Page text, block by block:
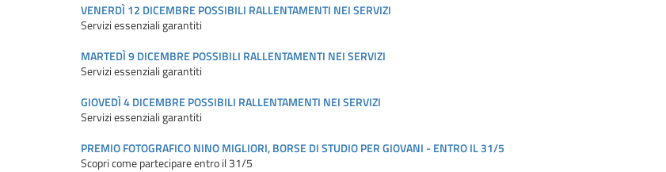
VENERDÌ 12 DICEMBRE POSSIBILI RALLENTAMENTI NEI SERVIZI
Servizi essenziali garantiti
MARTEDÌ 9 DICEMBRE POSSIBILI RALLENTAMENTI NEI SERVIZI
Servizi essenziali garantiti
GIOVEDÌ 4 DICEMBRE POSSIBILI RALLENTAMENTI NEI SERVIZI
Servizi essenziali garantiti
PREMIO FOTOGRAFICO NINO MIGLIORI, BORSE DI STUDIO PER GIOVANI - ENTRO IL 31/5
Scopri come partecipare entro il 31/5